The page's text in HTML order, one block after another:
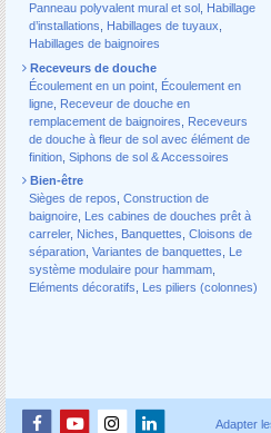
Panneau polyvalent mural et sol Habillage
d’installations
Habillages de tuyaux
Habillages de baignoires
Receveurs de douche
Écoulement en un point Écoulement en
ligne Receveur de douche en
remplacement de baignoires
Receveurs
de douche à fleur de sol avec élément de
finition Siphons de sol & Accessoires
Bien-être
Sièges de repos Construction de
baignoire
Les cabines de douches prêt à
carreler, Niches Banquettes Cloisons de
séparation Variantes de banquettes
Le
système modulaire pour hammam
Eléments décoratifs
Les piliers (colonnes)
Adapter